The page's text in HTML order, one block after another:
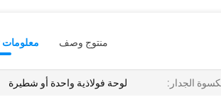
معلومات منتوج وصف
الجدار: لوحة فولاذية واحدة أو شطيرة